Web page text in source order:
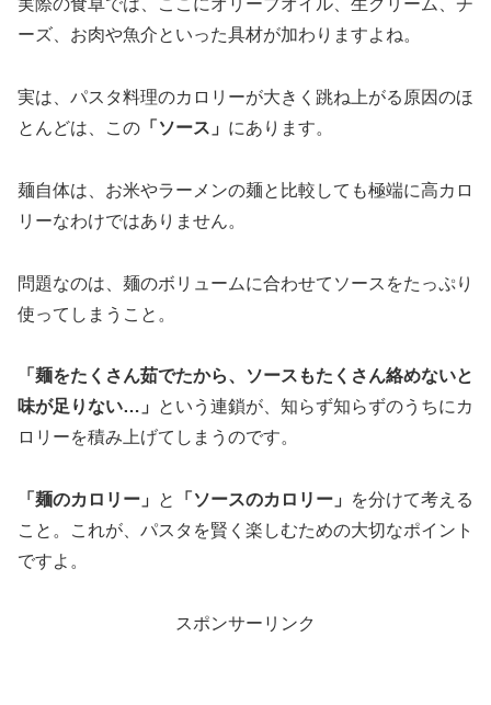
実際の食卓では、ここにオリーブオイル、生クリーム、チ
ーズ、お肉や魚介といった具材が加わりますよね。
実は、パスタ料理のカロリーが大きく跳ね上がる原因のほ
とんどは、この 「ソース」 にあります。
麺自体は、お米やラーメンの麺と比較しても極端に高カロ
リーなわけではありません。
問題なのは、麺のボリュームに合わせてソースをたっぷり
使ってしまうこと。
「麺をたくさん茹でたから、ソースもたくさん絡めないと
味が足りない…」
という連鎖が、知らず知らずのうちにカ
ロリーを積み上げてしまうのです。
「麺のカロリー」 と 「ソースのカロリー」
を分けて考える
こと。これが、パスタを賢く楽しむための大切なポイント
ですよ。
スポンサーリンク